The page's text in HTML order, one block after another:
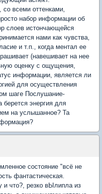
всеми оттенками,
набор информации об
слоев истончающейся
нами как чувства,
и т.п., когда ментал ее
(навешивает на нее
оценку с ощущения,
информации, является ли
для осуществления
шаге Послушание-
берется энергия для
на услышанное? Та
состояние "всё не
фантастическая.
и что?, резко вЫлипла из